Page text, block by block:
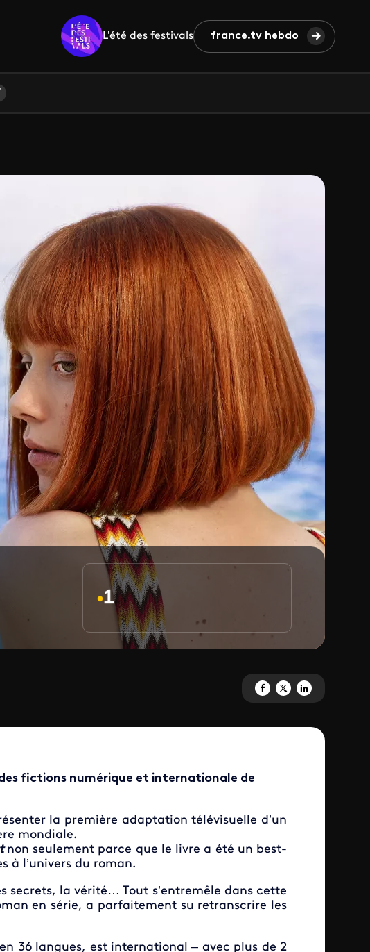
L'été des festivals france.tv hebdo
Partagez 'Notes d'intention'
Partagez 'Notes
Partagez 'Notes
fictions numérique et internationale de
la première adaptation télévisuelle d’un
mondiale.
non seulement parce que le livre a été un best-
à l’univers du roman.
secrets, la vérité… Tout s’entremêle dans cette
en série, a parfaitement su retranscrire les
36 langues, est international – avec plus de 2